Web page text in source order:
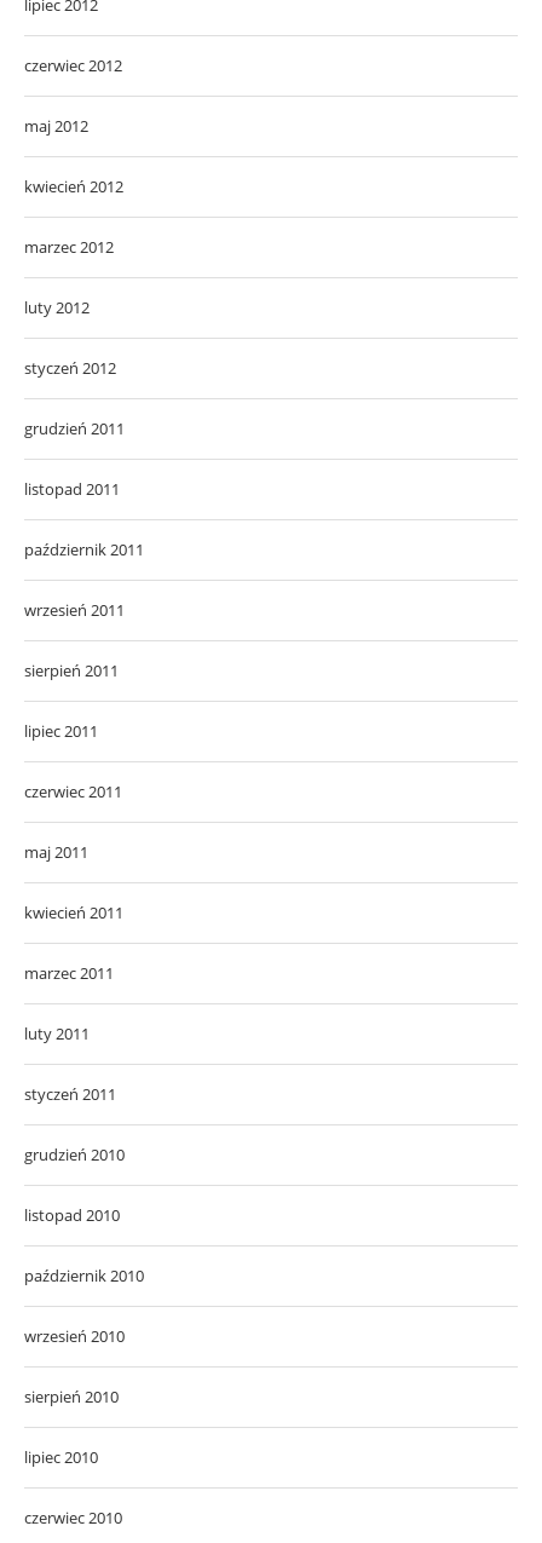
lipiec 2012
czerwiec 2012
maj 2012
kwiecień 2012
marzec 2012
luty 2012
styczeń 2012
grudzień 2011
listopad 2011
październik 2011
wrzesień 2011
sierpień 2011
lipiec 2011
czerwiec 2011
maj 2011
kwiecień 2011
marzec 2011
luty 2011
styczeń 2011
grudzień 2010
listopad 2010
październik 2010
wrzesień 2010
sierpień 2010
lipiec 2010
czerwiec 2010